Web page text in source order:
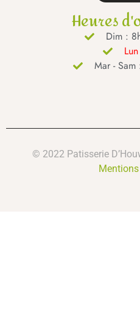
Heures
Dim :
Mar -
© 2022 Patisserie